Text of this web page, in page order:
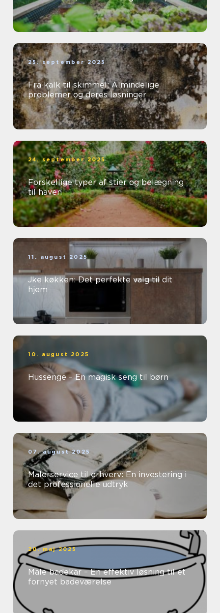
25. september 2025
Fra kalk til skimmel: Almindelige
problemer og deres løsninger
24. september 2025
Forskellige typer af stier og belægning
til haven
11. august 2025
Jke køkken: Det perfekte valg til dit
hjem
10. august 2025
Hussenge – En magisk seng til børn
07. august 2025
Malerservice til erhverv: En investering i
det professionelle udtryk
20. maj 2025
Male badekar – En effektiv løsning til et
fornyet badeværelse